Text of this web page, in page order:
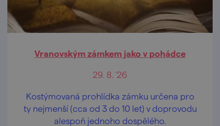
Vranovským zámkem jako v pohádce
29. 8. '26
Kostýmovaná prohlídka zámku určena pro
ty nejmenší (cca od 3 do 10 let) v doprovodu
alespoň jednoho dospělého.